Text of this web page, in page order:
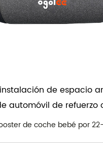
de espacio
automóvil de refuerzo
de coche bebé por